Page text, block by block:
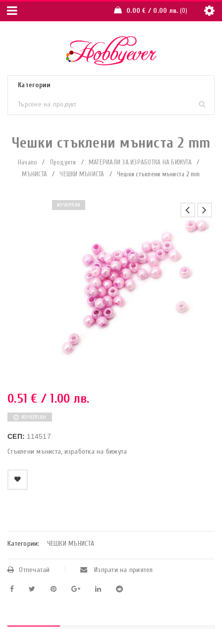
0.00€ / 0.00 лв. 0
Чешки стъклени мъниста 2 mm
Начало / Продукти / МАТЕРИАЛИ ЗА ИЗРАБОТКА НА БИЖУТА
/
МЪНИСТА
/ ЧЕШКИ МЪНИСТА / Чешки стъклени мъниста 2 mm
ИЗЧЕРПАН
0.51€ / 1.00 лв.
ИЗЧЕРПАН
СЕП: 114517
Стъклени мъниста, изработка на бижута
Категории: ЧЕШКИ МЪНИСТА
Отпечатай Изпрати на приятел